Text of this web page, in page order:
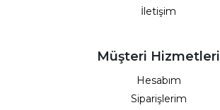
İletişim
Müşteri Hizmetleri
Hesabım
Siparişlerim